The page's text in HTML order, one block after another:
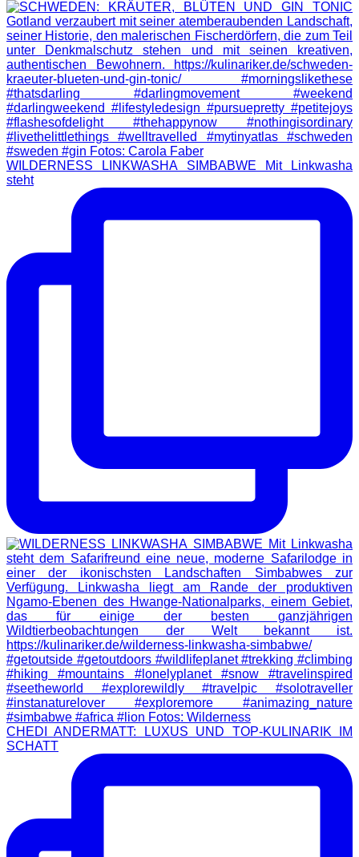
WILDERNESS LINKWASHA SIMBABWE Mit Linkwasha
steht
CHEDI ANDERMATT: LUXUS UND TOP-KULINARIK IM
SCHATT